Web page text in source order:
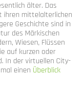
älter. Das
ihren mittelalterlichen
Geschichte sind in
des Märkischen
Wiesen, Flüssen
auf kurzen oder
In der virtuellen City-
einen Überblick